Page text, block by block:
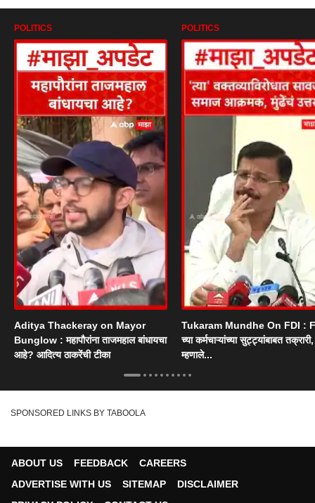
POLITICS
Aditya Thackeray on Mayor
Bunglow : महापौरांना ताजमहाल बांधायचा
आहे? आदित्य ठाकरेंची टीका
POLITICS
Tukaram Mundhe On FDI :
च्या कर्मचाऱ्यांच्या सुट्ट्यांबाबत
म्हणाले...
SPONSORED LINKS BY TABOOLA
ABOUT US FEEDBACK
CAREERS
ADVERTISE WITH US
SITEMAP
DISCLAIMER